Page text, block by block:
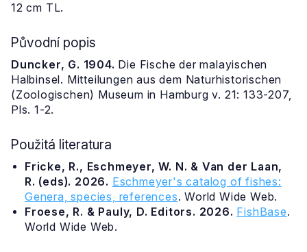
12 cm TL.
Původní popis
Duncker, G. 1904. Die Fische der malayischen
Halbinsel. Mitteilungen aus dem Naturhistorischen
(Zoologischen) Museum in Hamburg v. 21: 133-207,
Pls. 1-2.
Použitá literatura
Fricke, R., Eschmeyer, W. N. & Van der Laan,
R. (eds). 2026. Eschmeyer's catalog of fishes:
Genera, species, references. World Wide Web.
Froese, R. & Pauly, D. Editors. 2026. FishBase.
World Wide Web.